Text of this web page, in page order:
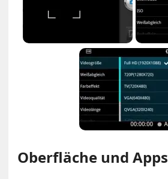
Oberfläche und Apps